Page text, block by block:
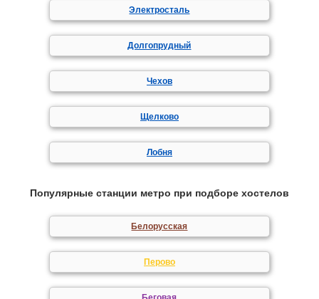
Электросталь
Долгопрудный
Чехов
Щелково
Лобня
Популярные станции метро при подборе хостелов
Белорусская
Перово